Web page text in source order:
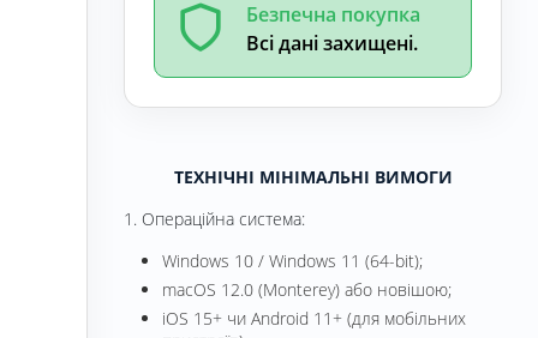
Безпечна покупка
Всі дані захищені.
ТЕХНІЧНІ МІНІМАЛЬНІ ВИМОГИ
1. Операційна система:
Windows 10 / Windows 11 (64-bit);
macOS 12.0 (Monterey) або новішою;
iOS 15+ чи Android 11+ (для мобільних